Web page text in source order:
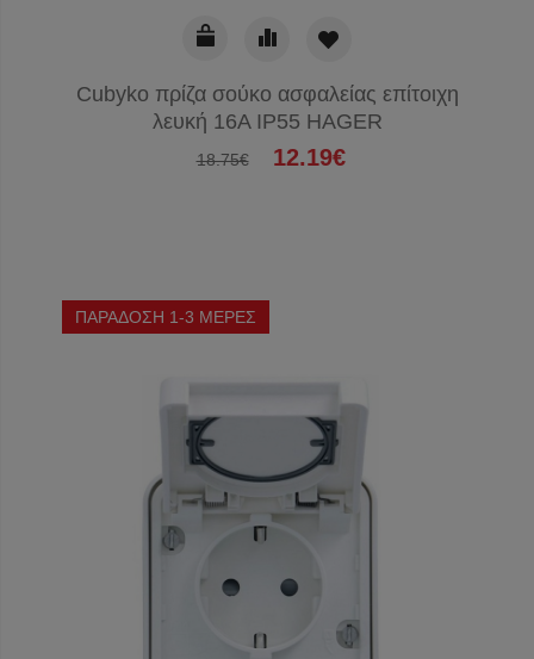
Cubyko πρίζα σούκο ασφαλείας επίτοιχη
λευκή 16A IP55 HAGER
18.75€ 12.19€
ΠΑΡΑΔΟΣΗ 1-3 ΜΕΡΕΣ